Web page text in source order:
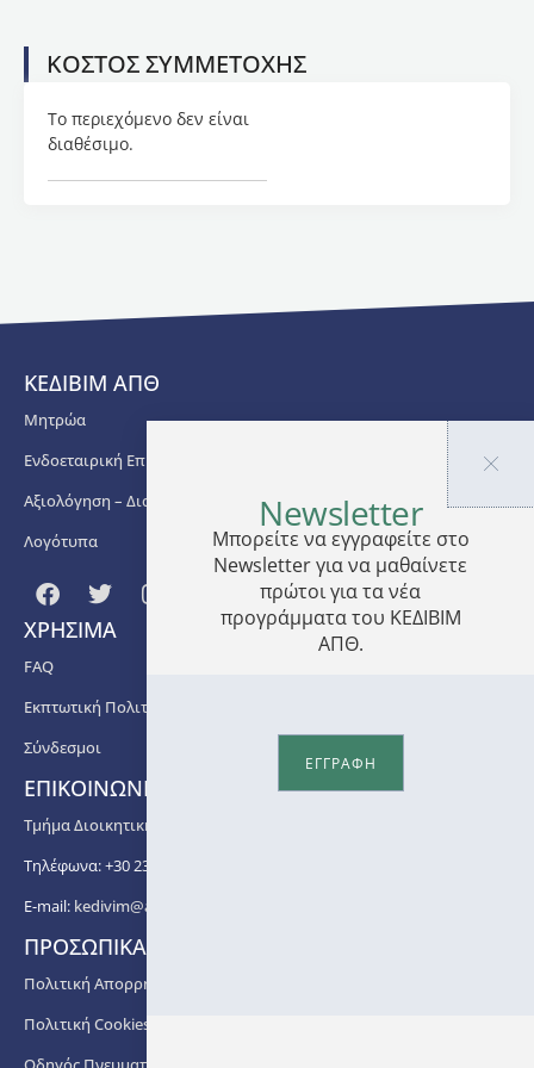
Ελλάδος
Ευρώπης.
ΚΟΣΤΟΣ ΣΥΜΜΕΤΟΧΗΣ
Το περιεχόμενο δεν είναι
διαθέσιμο.
ΚΕΔΙΒΙΜ ΑΠΘ
Μητρώα
Ενδοεταιρική Επιμόρφωση
Αξιολόγηση – Διασφάλιση Ποιότητας
Λογότυπα
ΧΡΗΣΙΜΑ
FAQ
Εκπτωτική Πολιτική
Σύνδεσμοι
ΕΠΙΚΟΙΝΩΝΙΑ
Τμήμα Διοικητικής Υποστήριξης ΚΕΔΙΒΙΜ ΑΠΘ
Τηλέφωνα: +30 2310 99 67 -76, -88, -82, -83, -81
E-mail: kedivim@auth.gr
ΠΡΟΣΩΠΙΚΑ ΔΕΔΟΜΕΝΑ
Πολιτική Απορρήτου
Πολιτική Cookies
Newsletter
Μπορείτε να εγγραφείτε στο
Newsletter για να μαθαίνετε
πρώτοι για τα νέα
προγράμματα του ΚΕΔΙΒΙΜ
ΑΠΘ.
ΕΓΓΡΑΦΗ